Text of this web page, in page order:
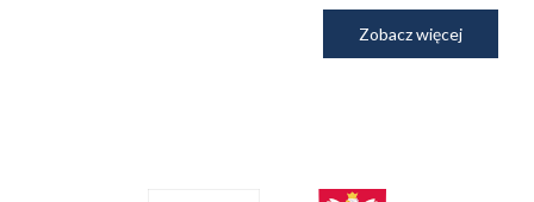
Zobacz więcej